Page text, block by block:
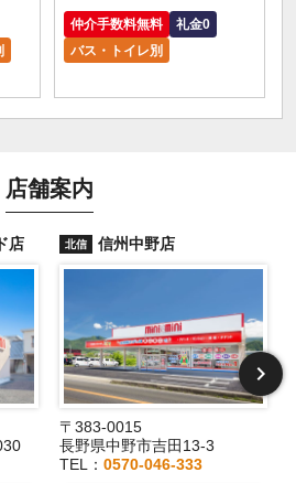
仲介手数料無料
礼金0
バス・トイレ別
店舗案内
店 北信 信州中野店
〒383-0015
長野県中野市吉田13-3
TEL：0570-046-333